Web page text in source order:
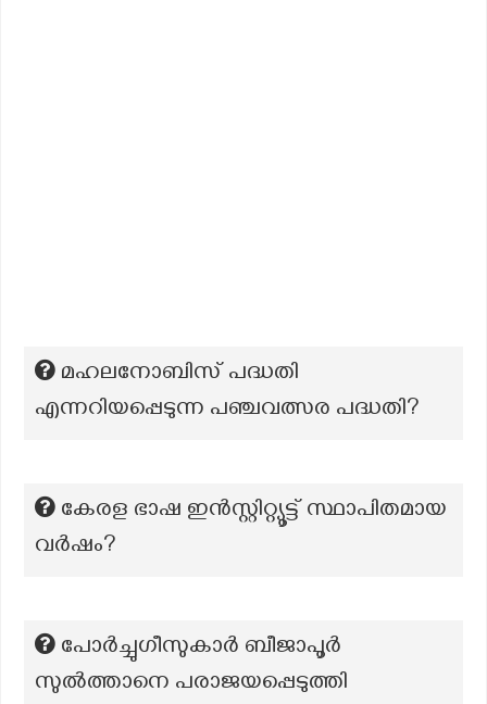
മഹലനോബിസ് പദ്ധതി
എന്നറിയപ്പെടുന്ന പഞ്ചവത്സര പദ്ധതി?
കേരള ഭാഷ ഇൻസ്റ്റിറ്റ്യൂട്ട് സ്ഥാപിതമായ
വർഷം?
പോർച്ചുഗീസുകാർ ബീജാപൂർ
സുൽത്താനെ പരാജയപ്പെടുത്തി